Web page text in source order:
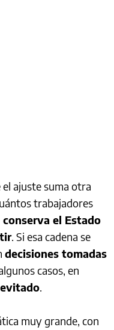
el ajuste suma otra
trabajadores
el Estado
. Si esa cadena se
decisiones tomadas
casos, en
.
muy grande, con